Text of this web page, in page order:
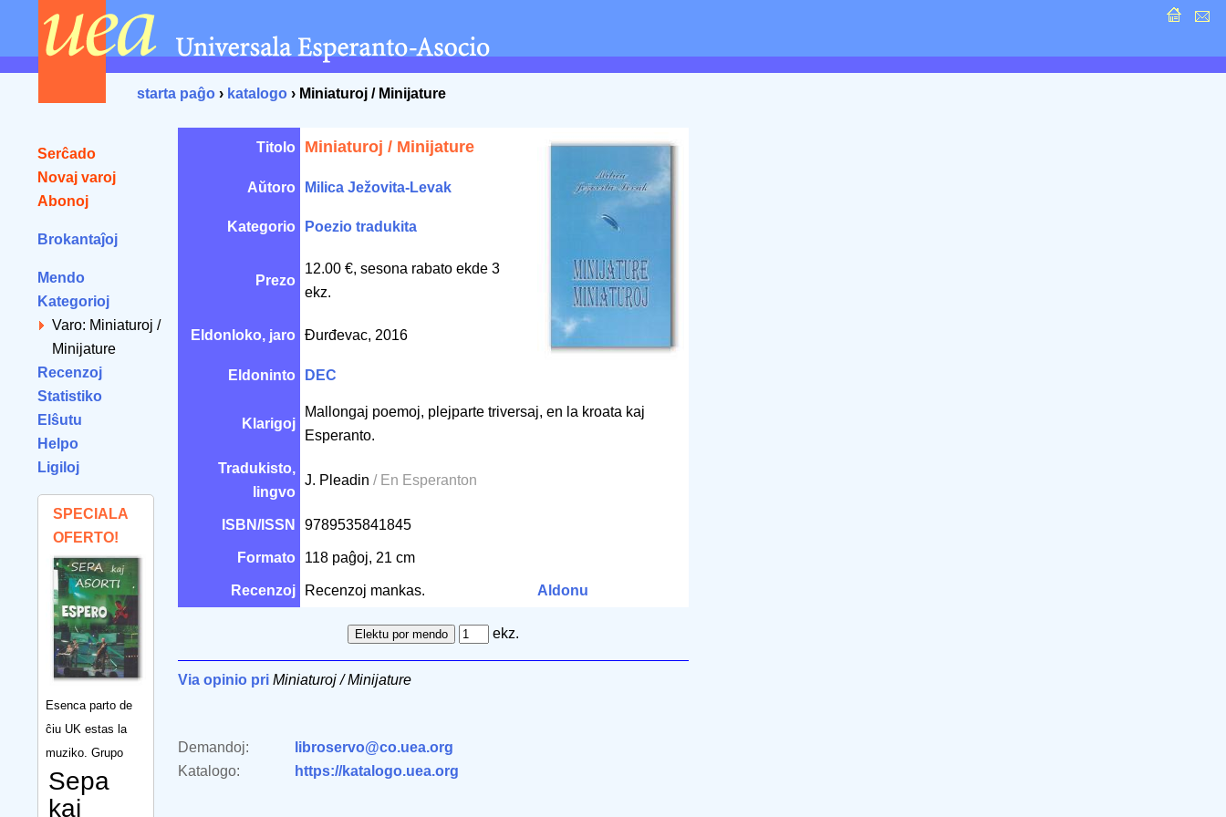
starta paĝo › katalogo › Miniaturoj / Minijature
Serĉado
Novaj varoj
Abonoj
Brokantaĵoj
Mendo
Kategorioj
Varo: Miniaturoj /
Minijature
Recenzoj
Statistiko
Elŝutu
Helpo
Ligiloj
SPECIALA
OFERTO!
Esenca parto de
ĉiu UK estas la
muziko. Grupo
Sepa
kaj
Titolo Miniaturoj / Minijature
Aŭtoro Milica Ježovita-Levak
Kategorio Poezio tradukita
Prezo
12.00 €, sesona rabato ekde 3
ekz.
Eldonloko, jaro Đurđevac, 2016
Eldoninto DEC
Klarigoj
Mallongaj poemoj, plejparte triversaj, en la kroata kaj
Esperanto.
Tradukisto,
lingvo
J. Pleadin / En Esperanton
ISBN/ISSN 9789535841845
Formato 118 paĝoj, 21 cm
Recenzoj Recenzoj mankas. Aldonu
ekz.
Via opinio pri Miniaturoj / Minijature
Demandoj:
libroservo@co.uea.org
Katalogo:
https://katalogo.uea.org